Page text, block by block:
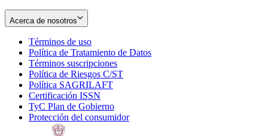
Acerca de nosotros
Términos de uso
in
new
window
Política de Tratamiento de Datos
Términos suscripciones
in
Política de Riesgos C/ST
Política SAGRILAFT
new
window
Certificación ISSN
in
new
TyC Plan de Gobierno
in
Protección del consumidorOpens